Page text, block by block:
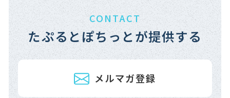
CONTACT
たぷるとぽちっとが提供する
メルマガ登録